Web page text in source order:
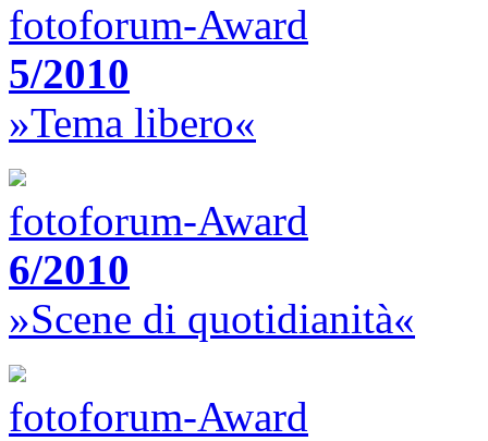
fotoforum-Award
5/2010
»Tema libero«
fotoforum-Award
6/2010
»Scene di quotidianità«
fotoforum-Award